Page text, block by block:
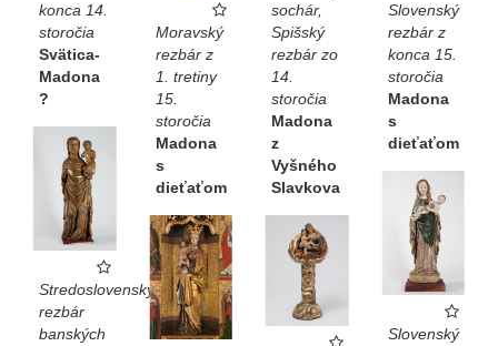
konca 14.
storočia
Svätica-
Madona
?
sochár,
Spišský
rezbár zo
14.
storočia
Madona
z
Vyšného
Slavkova
Slovenský
rezbár z
konca 15.
storočia
Madona
s
dieťaťom
Moravský
rezbár z
1. tretiny
15.
storočia
Madona
s
dieťaťom
Stredoslovenský
rezbár
banských
Slovenský